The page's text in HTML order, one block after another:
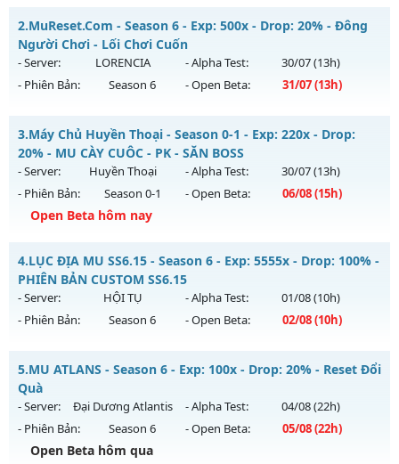
Mu mới ra tháng 08 2026 - Mở máy chủ
ngày 02/08/2626
Exp: 300x - Drop: 20%
Thể loại: Mu Nguyên bản Webzen
Antihack: GoldShield
2.MuReset.Com - Season 6 - Exp: 500x - Drop: 20% - Đông
Người Chơi - Lối Chơi Cuốn
- Server: LORENCIA - Alpha Test: 30/07(13h)
- Phiên Bản:
Season 6 - Open Beta: 31/07(13h)
MuReset.Com - Đông Người Chơi - Lối Chơi Cuốn
Mu mới ra tháng 07 2026 - Mở máy chủ
ngày 31/07/2626
Exp: 500x - Drop: 20%
Kiểu reset: Reset In Game
Antihack: Anti Vip
3.Máy Chủ Huyền Thoại - Season 0-1 - Exp: 220x - Drop:
20% - MU CÀY CUÔC - PK - SĂN BOSS
- Server: Huyền Thoại - Alpha Test: 30/07(13h)
- Phiên Bản:
Season 0-1 - Open Beta: 06/08(15h)
Open Beta hôm nay
Mu mới ra tháng 08 2026 - Mở máy chủ
15h ngày 06/08/2626
Exp: 220x - Drop: 20%
Thể loại: Mu Nguyên bản Webzen
Antihack: IGMU.DEV
4.LỤC ĐỊA MU SS6.15 - Season 6 - Exp: 5555x - Drop: 100% -
PHIÊN BẢN CUSTOM SS6.15
- Server: HỘI TỤ - Alpha Test: 01/08(10h)
- Phiên Bản:
Season 6 - Open Beta: 02/08(10h)
Mu mới ra tháng 08 2026 - Mở máy chủ
ngày 02/08/2626
Exp: 5555x - Drop: 100%
Kiểu reset: Reset In Game
5.MU ATLANS - Season 6 - Exp: 100x - Drop: 20% - Reset Đổi
Quà
- Server: Đại Dương Atlantis - Alpha Test: 04/08(22h)
- Phiên Bản:
Season 6 - Open Beta: 05/08(22h)
Open Beta hôm qua